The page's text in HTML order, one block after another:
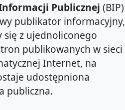
Publicznej (BIP)
publikator informacyjny,
się z ujednoliconego
publikowanych w sieci
Internet, na
udostępniona
publiczna.